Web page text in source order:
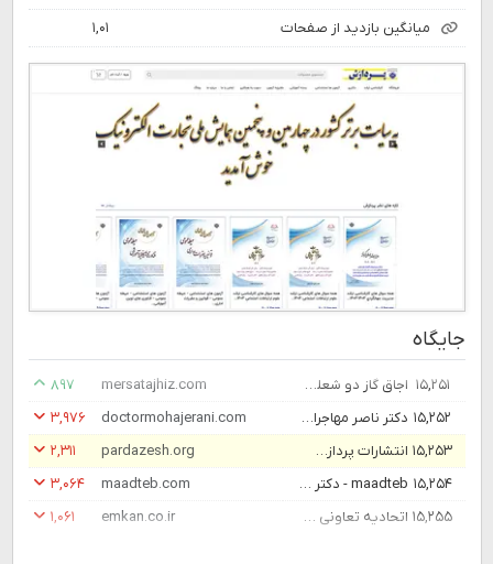
میانگین بازدید از صفحات ۱,۰۱
جایگاه
۱۵,۲۵۱ اجاق گاز دو شعله رومیزی mersatajhiz.com
۸۹۷
۱۵,۲۵۲
دکتر ناصر مهاجرانی | متخصص اعصاب و روان (روانپزشک) doctormohajerani.com
۳,۹۷۶
۱۵,۲۵۳
انتشارات پردازش | اولین ناشر کتاب های کارشناسی ارشد و دکترا | نشر پردازش – انتشارات پردازش مرجع اصلی سوال های کارشناسی ارشد و دکتری + خرید اینترنتی و ارسال سریع به کلیه شهرستان ها pardazesh.org
۲,۳۱۱
۱۵,۲۵۴
maadteb - دکتر مهدی فهیمی حکیم ایرانی maadteb.com
۳,۰۶۴
۱۵,۲۵۵
اتحادیه تعاونی مصرف کارگران (امکان) emkan.co.ir ۱,۰۶۱